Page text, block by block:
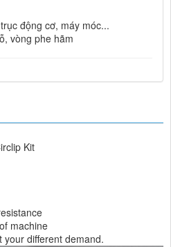
động cơ, máy móc...
vòng phe hãm
Kit
machine
your different demand.